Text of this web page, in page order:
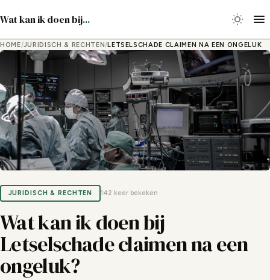
Wat kan ik doen bij...
HOME/JURIDISCH & RECHTEN/LETSELSCHADE CLAIMEN NA EEN ONGELUK
JURIDISCH & RECHTEN 142 keer bekeken
Wat kan ik doen bij
Letselschade claimen na een
ongeluk?